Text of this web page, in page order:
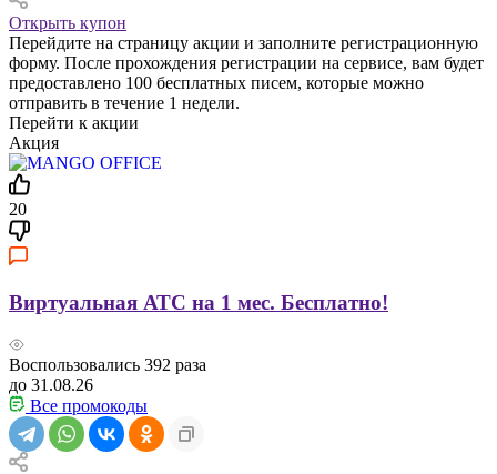
Открыть купон
Перейдите на страницу акции и заполните регистрационную
форму. После прохождения регистрации на сервисе, вам будет
предоставлено 100 бесплатных писем, которые можно
отправить в течение 1 недели.
Перейти к акции
Акция
20
Виртуальная АТС на 1 мес. Бесплатно!
Воспользовались 392 раза
до 31.08.26
Все промокоды